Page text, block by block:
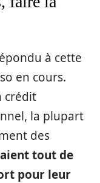
à cette
en cours.
crédit
la plupart
des
tout de
pour leur